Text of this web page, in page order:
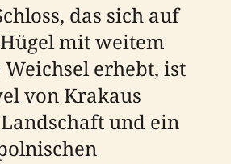
das sich auf
mit weitem
erhebt, ist
von Krakaus
und ein